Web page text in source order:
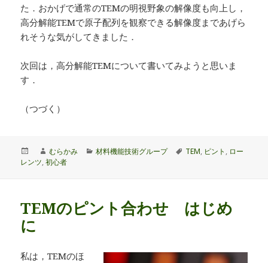
た．おかげで通常のTEMの明視野象の解像度も向上し，
高分解能TEMで原子配列を観察できる解像度まであげら
れそうな気がしてきました．
次回は，高分解能TEMについて書いてみようと思いま
す．
（つづく）
稿
作
成
むらかみ
カ
材料機能技術グループ
タ
TEM, ピント , ロー
レンツ,初心者
TEMのピント合わせ はじめ
に
私は，TEMのほ